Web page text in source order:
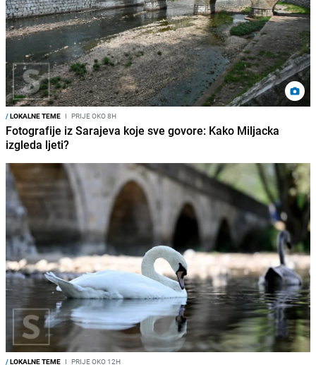
/LOKALNE TEME I PRIJE OKO 8H
Fotografije iz Sarajeva koje sve govore: Kako Miljacka
izgleda ljeti?
/LOKALNE TEME I PRIJE OKO 12H